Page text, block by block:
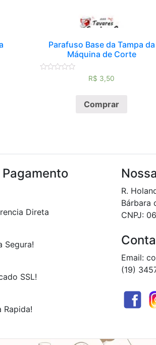
Parafuso Base da Tampa da
Máquina de Corte
R$ 3,50
Comprar
Direta
Segura!
SSL!
Rapida!
R.
Bárbara
CNPJ:
Email:
(19)